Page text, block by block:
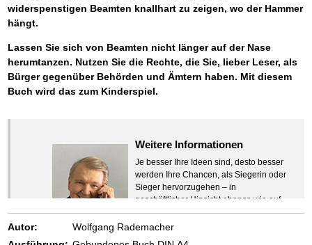
widerspenstigen Beamten knallhart zu zeigen, wo der Hammer
hängt.
Lassen Sie sich von Beamten nicht länger auf der Nase
herumtanzen. Nutzen Sie die Rechte, die Sie, lieber Leser, als
Bürger gegenüber Behörden und Ämtern haben. Mit diesem
Buch wird das zum Kinderspiel.
Weitere Informationen
Je besser Ihre Ideen sind, desto besser
werden Ihre Chancen, als Siegerin oder
Sieger hervorzugehen – in
geschäftlicher Hinsicht ebenso wie auf
beruflichem oder privatem Gebiet. Denn
eins ist todsicher:
Zeigen Sie mit der Maus hierhin, um
Autor:
Wolfgang Rademacher